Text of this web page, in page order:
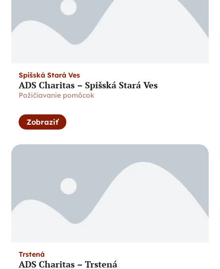
Spišská Stará Ves
ADS Charitas – Spišská Stará Ves
Požičiavanie pomôcok
Zobraziť
Trstená
ADS Charitas – Trstená